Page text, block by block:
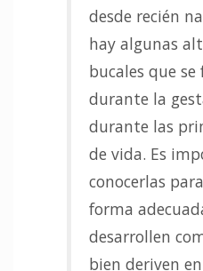
desde recién
hay algunas
bucales que
durante la
durante las
de vida. Es
conocerlas
forma
desarrollen
bien deriven